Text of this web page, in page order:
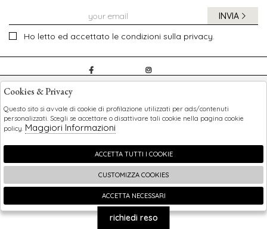
Ho letto ed accettato le condizioni sulla privacy.
INVIA
SHOPPING
EXTRA
🍪
richiedi reso
Cookies & Privacy
Questo sito si avvale di cookie di profilazione utilizzati per ads/contenuti
personalizzati. Scegli se accettare o disattivare tali cookie nella pagina cookie
policy. Maggiori Informazioni
ACCETTA TUTTI I COOKIE
CUSTOMIZZA COOKIES
ACCETTA NECESSARI